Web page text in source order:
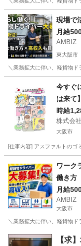
大阪 堺市 物流
現場で
月給
AMBIZ
東大阪市
＼業務拡大に伴い、軽貨物
ド
今すぐ
は来て
料！50
時給
株式会
大阪市
[仕事内容] アスファルトのゴ
その他
ワーク
働き⽅
月給
AMBIZ
大阪市
＼業務拡大に伴い、軽貨物
大阪 大阪市 物流
【求